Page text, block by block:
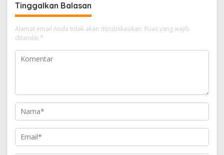
Tinggalkan Balasan
Alamat email Anda tidak akan dipublikasikan. Ruas yang wajib
ditandai *